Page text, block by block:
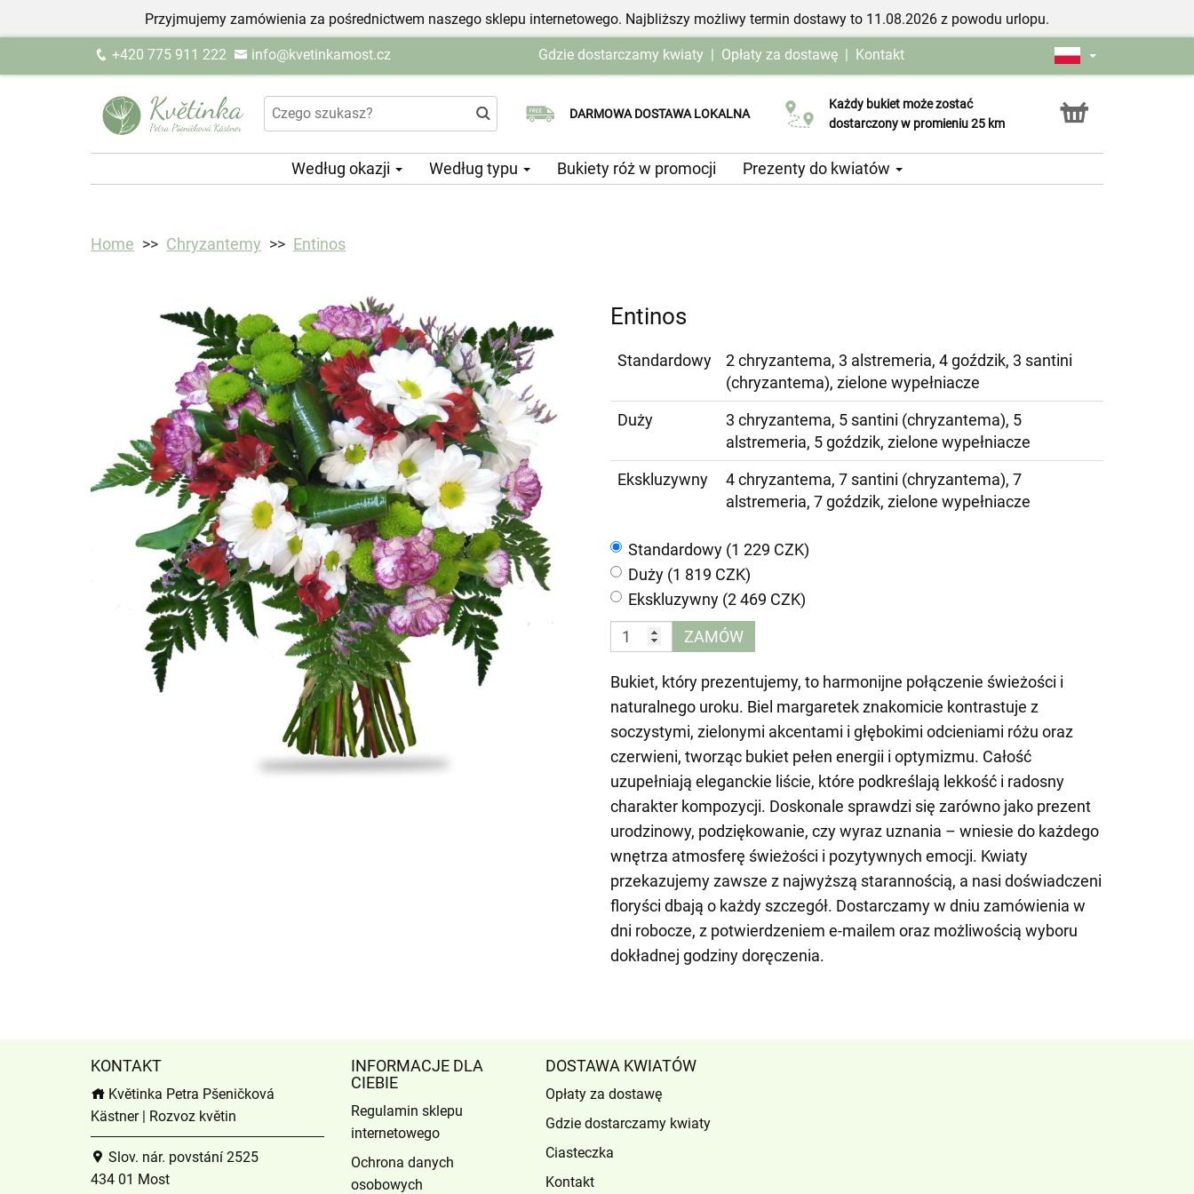
Przyjmujemy zamówienia za pośrednictwem naszego sklepu internetowego. Najbliższy możliwy termin dostawy to 11.08.2026 z powodu urlopu.
+420 775 911 222 info@kvetinkamost.cz Gdzie dostarczamy kwiaty | Opłaty za dostawę | Kontakt
DARMOWA DOSTAWA LOKALNA
Wybierz datę dostawy
Każdy bukiet może zostać
dostarczony w promieniu 25 km
Usługa Click & Collect
Według okazji Według typu Bukiety róż w promocji Prezenty do kwiatów
Home Chryzantemy Entinos
Entinos
Standardowy
2 chryzantema, 3 alstremeria, 4 goździk, 3 santini
(chryzantema), zielone wypełniacze
Duży
3 chryzantema, 5 santini (chryzantema), 5
alstremeria, 5 goździk, zielone wypełniacze
Ekskluzywny
4 chryzantema, 7 santini (chryzantema), 7
alstremeria, 7 goździk, zielone wypełniacze
Standardowy (1 229 CZK)
Duży (1 819 CZK)
Ekskluzywny (2 469 CZK)
ZAMÓW
Bukiet, który prezentujemy, to harmonijne połączenie świeżości i
naturalnego uroku. Biel margaretek znakomicie kontrastuje z
soczystymi, zielonymi akcentami i głębokimi odcieniami różu oraz
czerwieni, tworząc bukiet pełen energii i optymizmu. Całość
uzupełniają eleganckie liście, które podkreślają lekkość i radosny
charakter kompozycji. Doskonale sprawdzi się zarówno jako prezent
urodzinowy, podziękowanie, czy wyraz uznania – wniesie do każdego
wnętrza atmosferę świeżości i pozytywnych emocji. Kwiaty
przekazujemy zawsze z najwyższą starannością, a nasi doświadczeni
floryści dbają o każdy szczegół. Dostarczamy w dniu zamówienia w
dni robocze, z potwierdzeniem e-mailem oraz możliwością wyboru
dokładnej godziny doręczenia.
KONTAKT
Květinka Petra Pšeničková
Kästner | Rozvoz květin
Slov. nár. povstání 2525
434 01 Most
INFORMACJE DLA
CIEBIE
Regulamin sklepu
internetowego
Ochrona danych
osobowych
DOSTAWA KWIATÓW
Opłaty za dostawę
Gdzie dostarczamy kwiaty
Ciasteczka
Kontakt